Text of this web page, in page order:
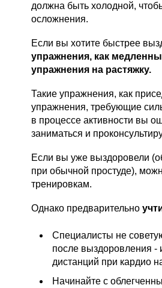
должна быть холодной,
осложнения.
Если вы хотите быстрее
упражнения, как
упражнения на растяжку.
Такие упражнения, как
упражнения, требующие
в процессе активности вы
заниматься и
Если вы уже выздоровели
при обычной простуде),
тренировкам.
Однако предварительно
Специалисты не
после выздоровления -
дистанций при кардио
Начинайте с